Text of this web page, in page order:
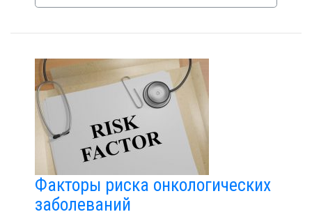
Факторы риска онкологических
заболеваний